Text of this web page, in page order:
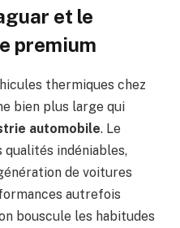
et le
premium
thermiques chez
bien plus large qui
automobile. Le
qualités indéniables,
de voitures
autrefois
bouscule les habitudes